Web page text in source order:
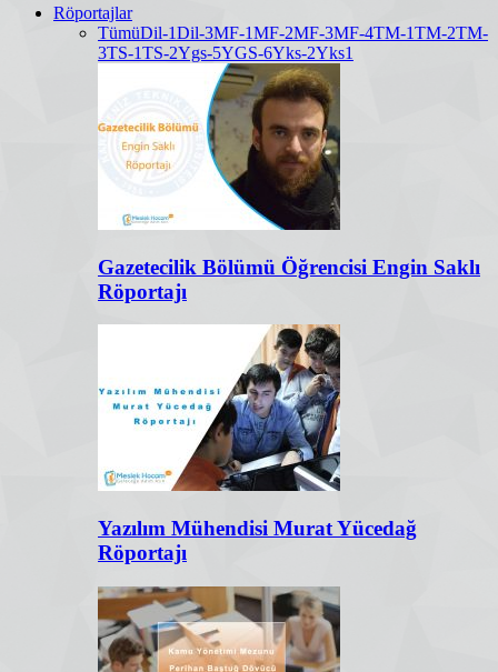
Röportajlar
TümüDil-1Dil-3MF-1MF-2MF-3MF-4TM-1TM-2TM-
3TS-1TS-2Ygs-5YGS-6Yks-2Yks1
Gazetecilik Bölümü Öğrencisi Engin Saklı
Röportajı
Yazılım Mühendisi Murat Yücedağ
Röportajı